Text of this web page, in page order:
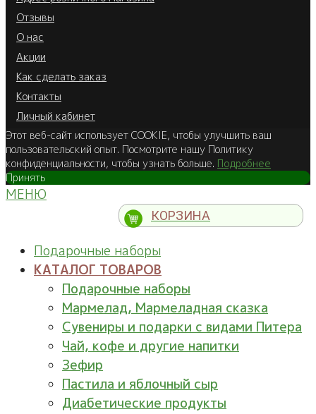
Отзывы
О нас
Акции
Как сделать заказ
Контакты
Личный кабинет
Этот веб-сайт использует COOKIE, чтобы улучшить ваш
пользовательский опыт. Посмотрите нашу Политику
конфиденциальности, чтобы узнать больше. Подробнее
Принять
МЕНЮ
КОРЗИНА
Подарочные наборы
КАТАЛОГ ТОВАРОВ
Подарочные наборы
Мармелад, Мармеладная сказка
Сувениры и подарки с видами Питера
Чай, кофе и другие напитки
Зефир
Пастила и яблочный сыр
Диабетические продукты